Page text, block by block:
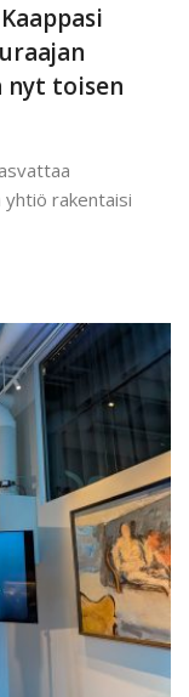
nyt toisen
yhtiö rakentaisi